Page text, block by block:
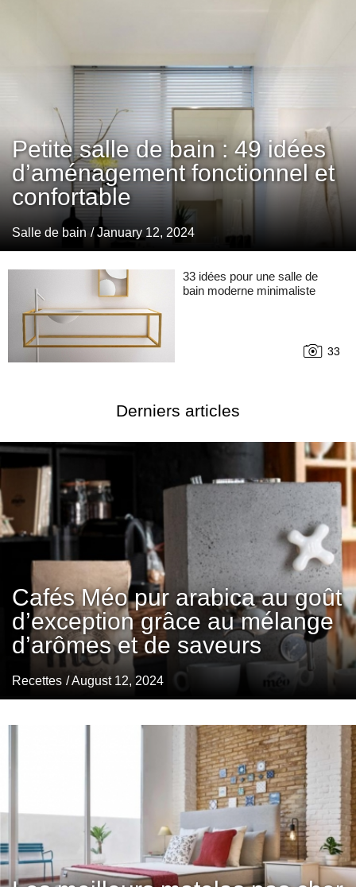
Petite salle de bain : 49 idées
d’aménagement fonctionnel et
confortable
Salle de bain / January 12, 2024
33 idées pour une salle de
bain moderne minimaliste
33
Derniers articles
Cafés Méo pur arabica au goût
d’exception grâce au mélange
d’arômes et de saveurs
Recettes / August 12, 2024